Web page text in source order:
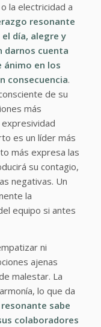
la electricidad a
resonante
día, alegre y
darnos cuenta
ánimo en los
consecuencia.
de su
más
es un líder más
más expresa las
su contagio,
negativas. Un
la
equipo si antes
ni
ajenas
malestar. La
lo que da
sabe
colaboradores